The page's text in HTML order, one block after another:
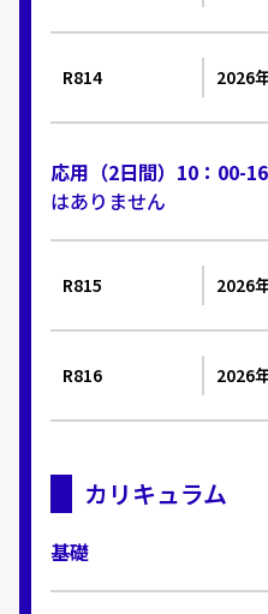
R814 2026
応用（2日間）10：00-
はありません
R815 2026
R816 2026
カリキュラム
基礎